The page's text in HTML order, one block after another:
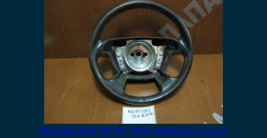
Mercedes SLK (R170) 1996-2000 βολάν (τιμόνι)